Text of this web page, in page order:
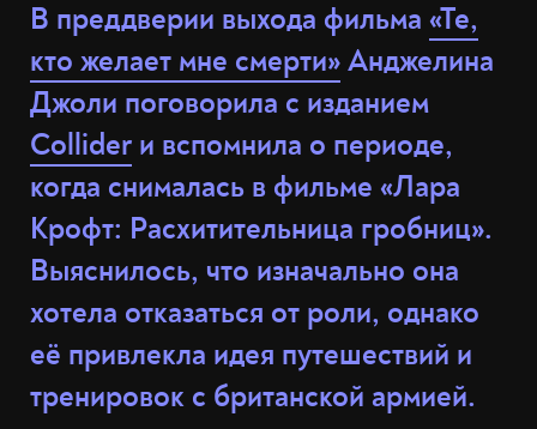
В преддверии выхода фильма «Те,
кто желает мне смерти»Анджелина
Джоли поговорила с изданием
Collider и вспомнила о периоде,
когда снималась в фильме «Лара
Крофт: Расхитительница гробниц».
Выяснилось, что изначально она
хотела отказаться от роли, однако
её привлекла идея путешествий и
тренировок с британской армией.